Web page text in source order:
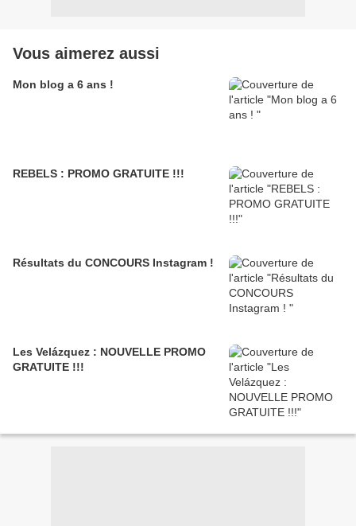
Vous aimerez aussi
Mon blog a 6 ans !
REBELS : PROMO GRATUITE !!!
Résultats du CONCOURS Instagram !
Les Velázquez : NOUVELLE PROMO
GRATUITE !!!